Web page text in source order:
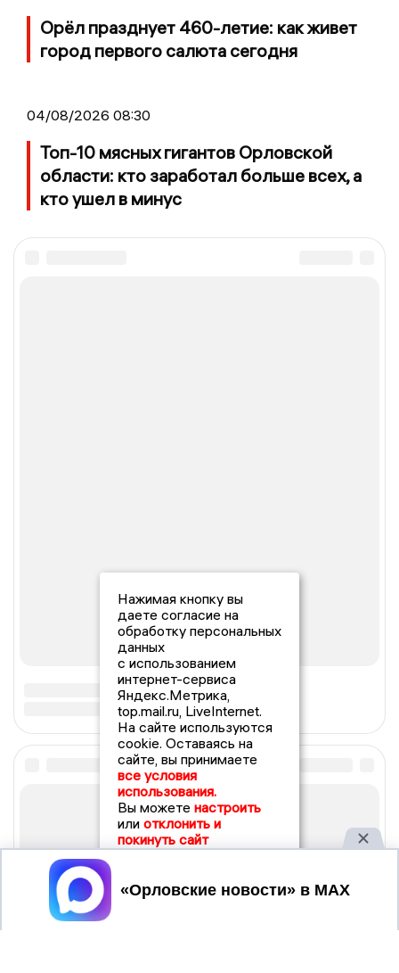
Орёл празднует 460-летие: как живет
город первого салюта сегодня
04/08/2026 08:30
Топ-10 мясных гигантов Орловской
области: кто заработал больше всех, а
кто ушел в минус
Нажимая кнопку вы
даете согласие на
обработку персональных
данных
с использованием
интернет-сервиса
Яндекс.Метрика,
top.mail.ru, LiveInternet.
На сайте используются
cookie. Оставаясь на
сайте, вы принимаете
все условия
использования.
Вы можете настроить
или отклонить и
покинуть сайт
Принять